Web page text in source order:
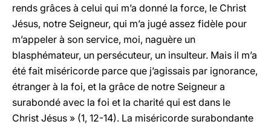
rends grâces à celui qui m’a donné la force, le Christ
Jésus, notre Seigneur, qui m’a jugé assez fidèle pour
m’appeler à son service, moi, naguère un
blasphémateur, un persécuteur, un insulteur. Mais il m’a
été fait miséricorde parce que j’agissais par ignorance,
étranger à la foi, et la grâce de notre Seigneur a
surabondé avec la foi et la charité qui est dans le
Christ Jésus » (1, 12-14). La miséricorde surabondante